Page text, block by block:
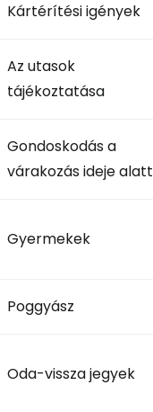
Kártérítési igények
Az utasok
tájékoztatása
Gondoskodás a
várakozás ideje alatt
Gyermekek
Poggyász
Oda-vissza jegyek